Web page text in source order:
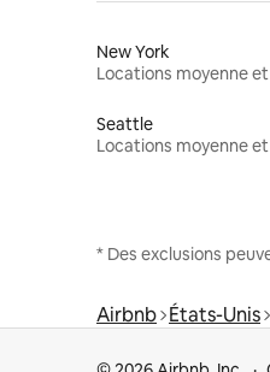
New York
Seattle
* Des exclusions
Airbnb États-Unis